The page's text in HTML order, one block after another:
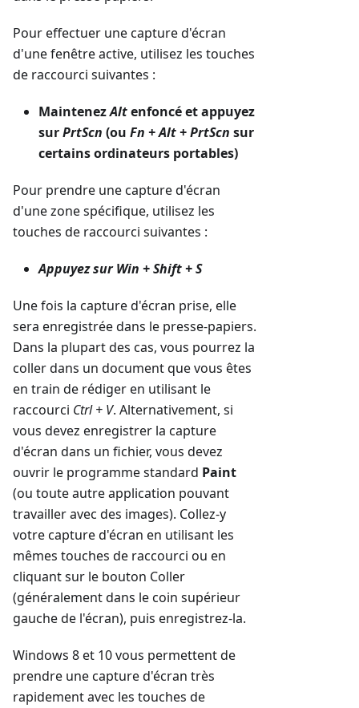
Pour effectuer une capture d'écran
d'une fenêtre active, utilisez les touches
de raccourci suivantes :
MaintenezAltenfoncé et appuyez
surPrtScn (ou Fn + Alt + PrtScn sur
certains ordinateurs portables)
Pour prendre une capture d'écran
d'une zone spécifique, utilisez les
touches de raccourci suivantes :
Appuyez surWin + Shift + S
Une fois la capture d'écran prise, elle
sera enregistrée dans le presse-papiers.
Dans la plupart des cas, vous pourrez la
coller dans un document que vous êtes
en train de rédiger en utilisant le
raccourci Ctrl + V. Alternativement, si
vous devez enregistrer la capture
d'écran dans un fichier, vous devez
ouvrir le programme standard Paint
(ou toute autre application pouvant
travailler avec des images). Collez-y
votre capture d'écran en utilisant les
mêmes touches de raccourci ou en
cliquant sur le bouton Coller
(généralement dans le coin supérieur
gauche de l'écran), puis enregistrez-la.
Windows 8 et 10 vous permettent de
prendre une capture d'écran très
rapidement avec les touches de